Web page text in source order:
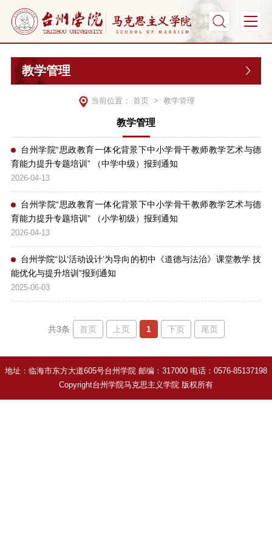
教学管理
当前位置： 首页 > 教学管理
教学管理
台州学院“思政教育一体化背景下中小学骨干教师教学艺术与德
育能力提升专题培训” （中学中级）报到通知
2026-04-13
台州学院“思政教育一体化背景下中小学骨干教师教学艺术与德
育能力提升专题培训” （小学初级）报到通知
2026-04-13
台州学院“以‘活动设计’为导向的初中《道德与法治》课堂教学 技
能优化与提升培训”报到通知
2025-06-03
共3条 首页 上页 1 下页 尾页
地址：临海市东方大道605号台州学院 邮编：317000 电话：0576-85137198
Copyright台州学院马克思主义学院 版权所有